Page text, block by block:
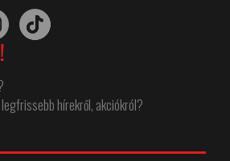
hírekről, akciókról?